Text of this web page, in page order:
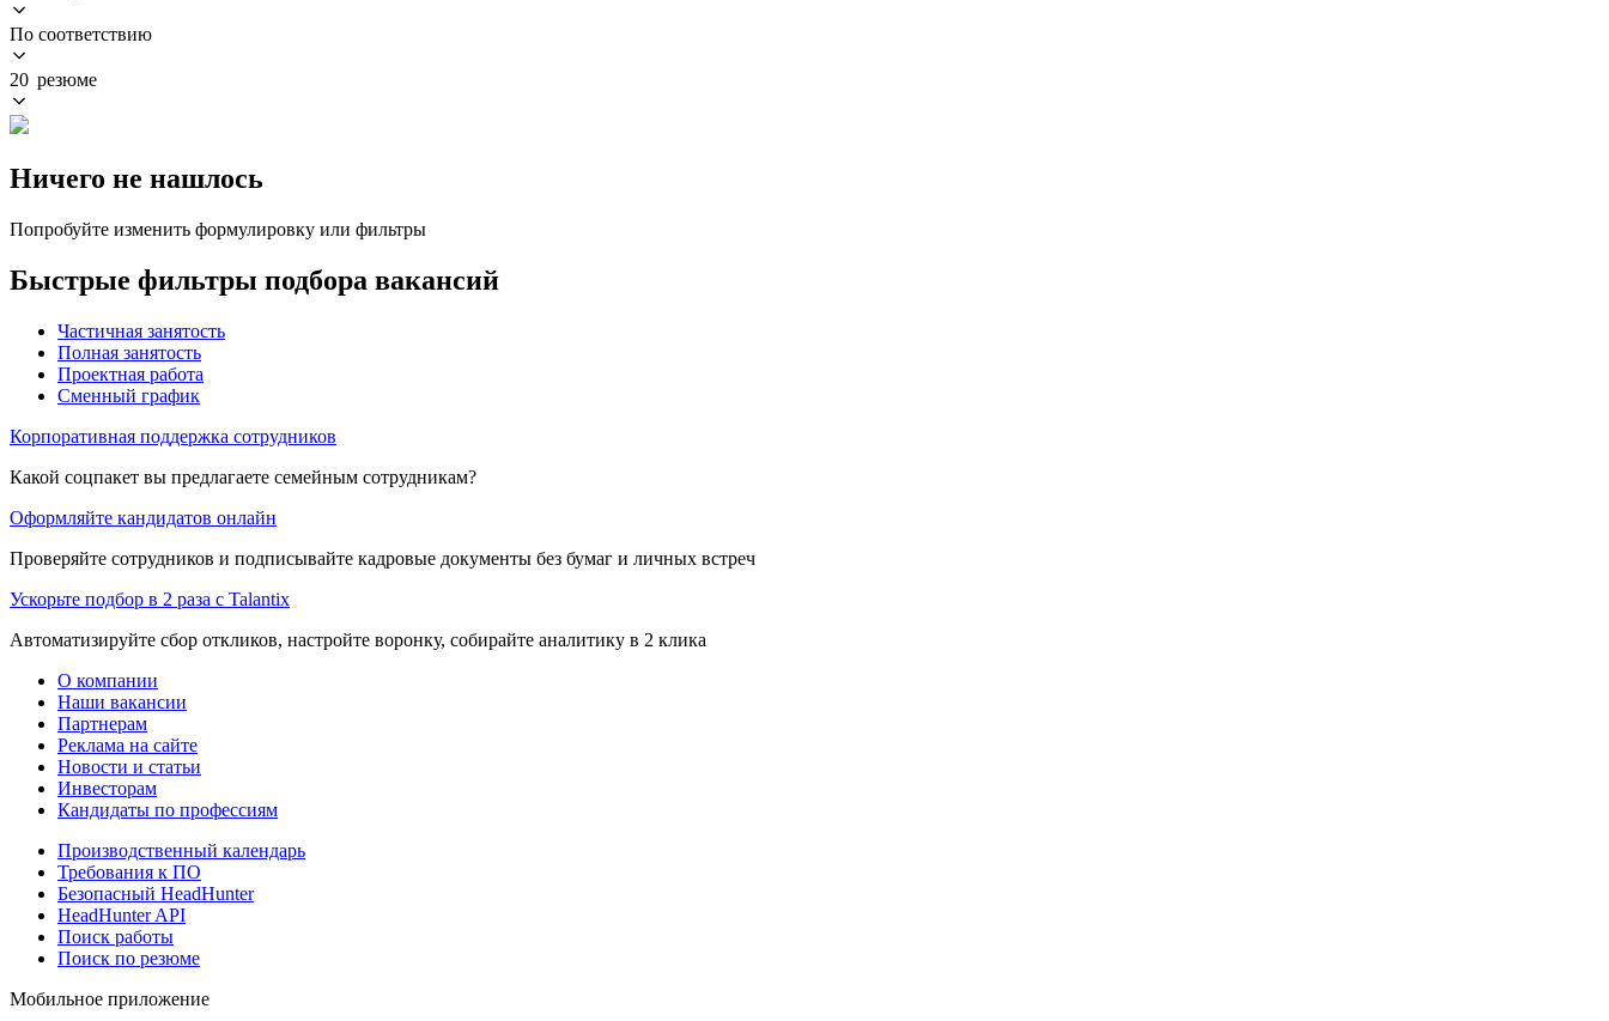
По соответствию
20 резюме
Ничего не нашлось
Попробуйте изменить формулировку или фильтры
Быстрые фильтры подбора вакансий
Частичная занятость
Полная занятость
Проектная работа
Сменный график
Корпоративная поддержка сотрудников
Какой соцпакет вы предлагаете семейным сотрудникам?
Оформляйте кандидатов онлайн
Проверяйте сотрудников и подписывайте кадровые документы без бумаг и личных встреч
Ускорьте подбор в 2 раза с Talantix
Автоматизируйте сбор откликов, настройте воронку, собирайте аналитику в 2 клика
О компании
Наши вакансии
Партнерам
Реклама на сайте
Новости и статьи
Инвесторам
Кандидаты по профессиям
Производственный календарь
Требования к ПО
Безопасный HeadHunter
HeadHunter API
Поиск работы
Поиск по резюме
Мобильное приложение